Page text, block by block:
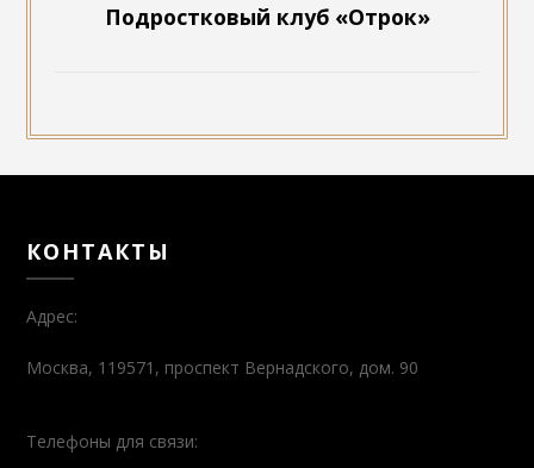
Подростковый клуб «Отрок»
КОНТАКТЫ
Адрес:
Москва, 119571, проспект Вернадского, дом. 90
Телефоны для связи: